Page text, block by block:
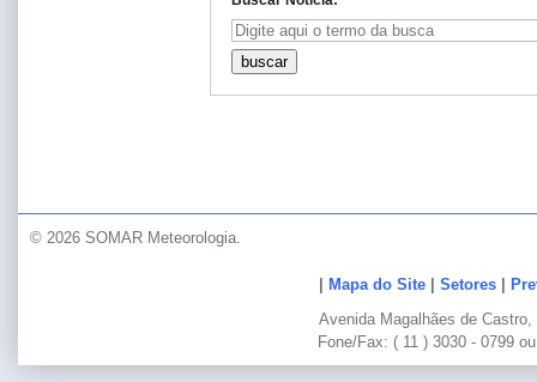
© 2026 SOMAR Meteorologia.
Mapa do Site| Setores|
Avenida Magalhães de
Fone/Fax: ( 11 ) 3030 - 0799